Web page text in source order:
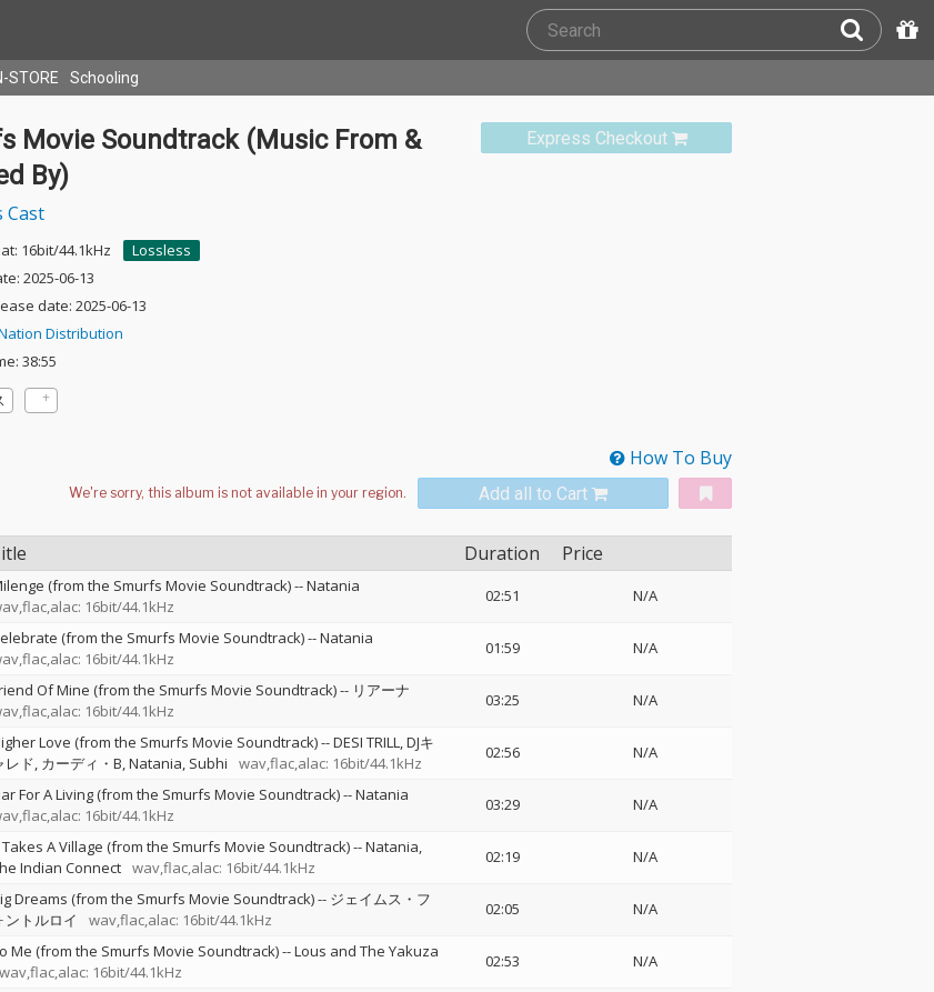
STORE Schooling
Express Checkout
Movie Soundtrack (Music From &
By)
Cast
16bit/44.1kHz
Lossless
2025-06-13
date: 2025-06-13
Distribution
38:55
How To Buy
Add all to Cart
Duration Price
(from the Smurfs Movie Soundtrack)--Natania
16bit/44.1kHz
02:51 N/A
(from the Smurfs Movie Soundtrack)--Natania
16bit/44.1kHz
01:59 N/A
Of Mine (from the Smurfs Movie Soundtrack)-- リアーナ
16bit/44.1kHz
03:25 N/A
Love (from the Smurfs Movie Soundtrack)--DESI TRILL DJキ
レド カーディ・B Natania Subhi wav,flac,alac: 16bit/44.1kHz
02:56 N/A
For A Living (from the Smurfs Movie Soundtrack)--Natania
16bit/44.1kHz
03:29 N/A
Takes A Village (from the Smurfs Movie Soundtrack)--Natania
Indian Connect wav,flac,alac: 16bit/44.1kHz
02:19 N/A
Dreams (from the Smurfs Movie Soundtrack)-- ジェイムス・フ
ントルロイ
wav,flac,alac: 16bit/44.1kHz
02:05 N/A
Me (from the Smurfs Movie Soundtrack)--Lous and The Yakuza
wav,flac,alac: 16bit/44.1kHz
02:53 N/A